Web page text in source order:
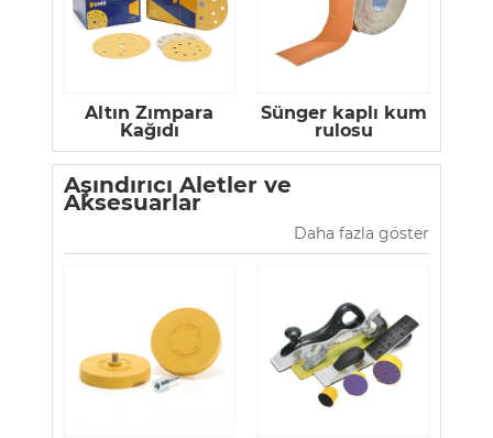
Altın Zımpara
Kağıdı
Sünger kaplı kum
rulosu
Aşındırıcı Aletler ve
Aksesuarlar
Daha fazla göster